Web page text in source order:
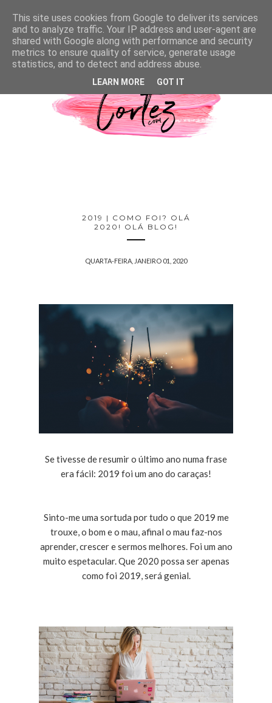
2019 | COMO FOI? OLÁ
2020! OLÁ BLOG!
QUARTA-FEIRA, JANEIRO 01, 2020
Se tivesse de resumir o último ano numa frase
era fácil: 2019 foi um ano do caraças!
Sinto-me uma sortuda por tudo o que 2019 me
trouxe, o bom e o mau, afinal o mau faz-nos
aprender, crescer e sermos melhores. Foi um ano
muito espetacular. Que 2020 possa ser apenas
como foi 2019, será genial.
This site uses cookies from Google to deliver its services
and to analyze traffic. Your IP address and user-agent are
shared with Google along with performance and security
metrics to ensure quality of service, generate usage
statistics, and to detect and address abuse.
LEARN MORE GOT IT